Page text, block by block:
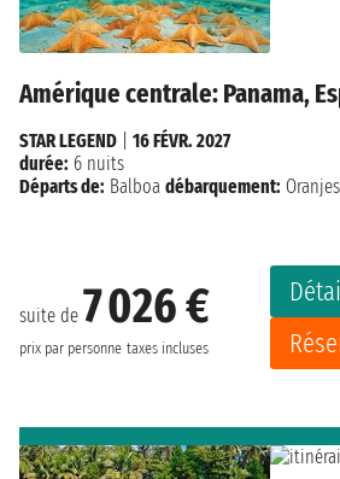
Amérique centrale: Panama,
suite de 7 026 €
prix par personne taxes incluses
STAR LEGEND
16 FÉVR. 2027
durée: 6 nuits
Départs de: Balboa débarquement: